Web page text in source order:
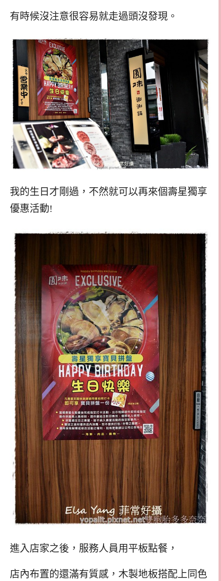
有時候沒注意很容易就走過頭沒發現。
我的生日才剛過，不然就可以再來個壽星獨享
優惠活動!
進入店家之後，服務人員用平板點餐，
店內布置的還滿有質感，木製地板搭配上同色